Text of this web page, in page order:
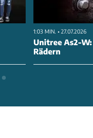
1:03 MIN. • 27.07.2026
Unitree As2-
Rädern